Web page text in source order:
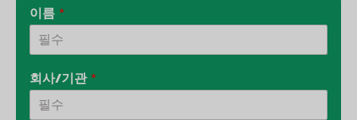
이름 *
회사/기관 *